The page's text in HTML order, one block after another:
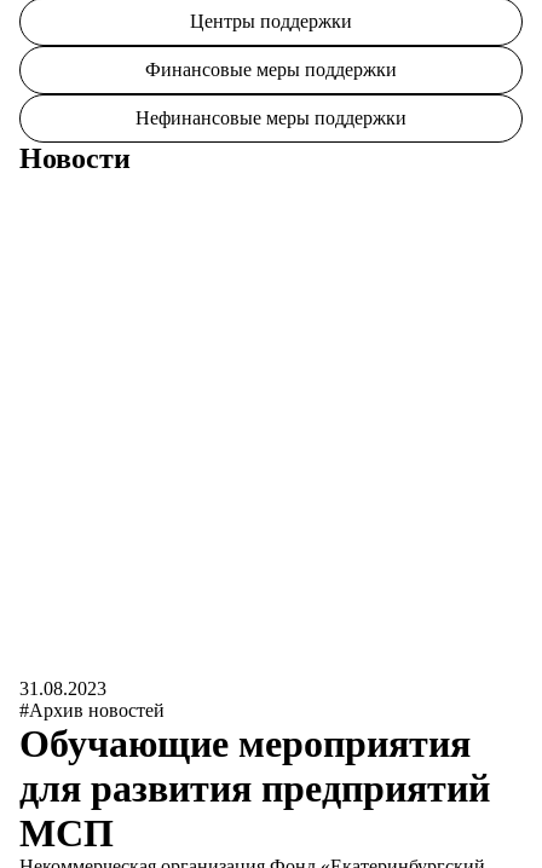
Центры поддержки
Финансовые меры поддержки
Нефинансовые меры поддержки
Новости
31.08.2023
#Архив новостей
Обучающие мероприятия
для развития предприятий
МСП